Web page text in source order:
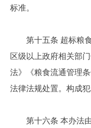
标准。
第十五条 超标粮
区级以上政府相关部
法》《粮食流通管理
法律法规处置。构成
第十六条 本办法